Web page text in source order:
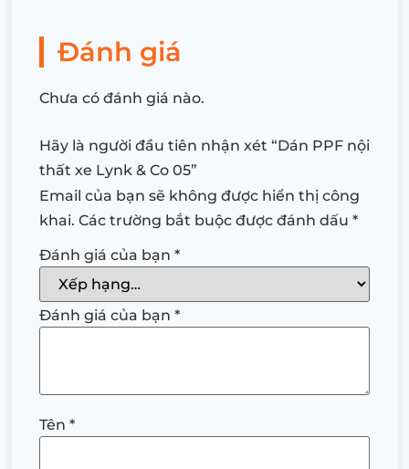
Đánh giá
Chưa có đánh giá nào.
Hãy là người đầu tiên nhận xét “Dán PPF nội
thất xe Lynk & Co 05”
Email của bạn sẽ không được hiển thị công
khai. Các trường bắt buộc được đánh dấu *
Đánh giá của bạn *
Đánh giá của bạn *
Tên *